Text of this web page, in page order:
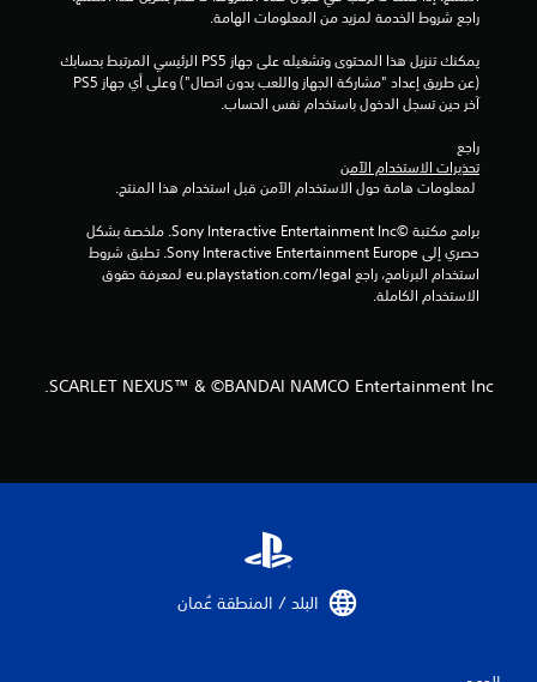
ق
م
ا
راجع شروط الخدمة لمزيد من المعلومات الهامة.
آخر حين تسجل الدخول باستخدام نفس الحساب.
راجع
تحذيرات الاستخدام الآمن
الاستخدام الكاملة.
SCARLET NEXUS™ & ©BANDAI NAMCO Entertainment Inc.
البلد / المنطقة عُمان‏